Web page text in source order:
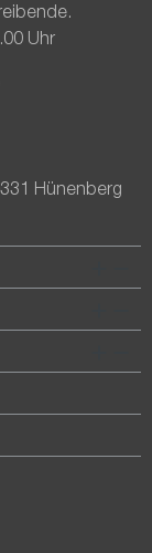
Uhr
Hünenberg